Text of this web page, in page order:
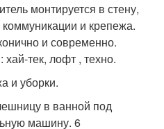
монтируется в стену,
и крепежа.
и современно.
тек, лофт , техно.
и уборки.